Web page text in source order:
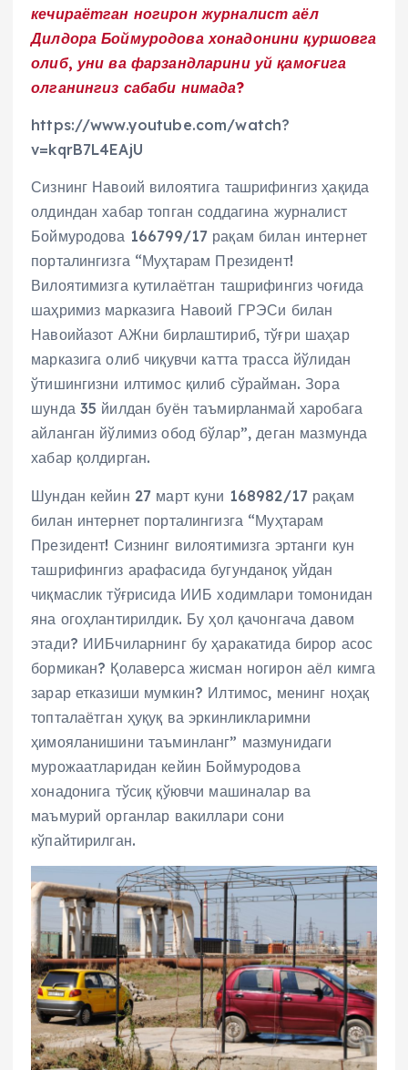
кечираётган ногирон журналист аёл
Дилдора Боймуродова хонадонини қуршовга
олиб, уни ва фарзандларини уй қамоғига
олганингиз сабаби нимада?
https://www.youtube.com/watch?
v=kqrB7L4EAjU
Сизнинг Навоий вилоятига ташрифингиз ҳақида
олдиндан хабар топган соддагина журналист
Боймуродова 166799/17 рақам билан интернет
порталингизга “Муҳтарам Президент!
Вилоятимизга кутилаётган ташрифингиз чоғида
шаҳримиз марказига Навоий ГРЭСи билан
Навоийазот АЖни бирлаштириб, тўғри шаҳар
марказига олиб чиқувчи катта трасса йўлидан
ўтишингизни илтимос қилиб сўрайман. Зора
шунда 35 йилдан буён таъмирланмай харобага
айланган йўлимиз обод бўлар”, деган мазмунда
хабар қолдирган.
Шундан кейин 27 март куни 168982/17 рақам
билан интернет порталингизга “Муҳтарам
Президент! Сизнинг вилоятимизга эртанги кун
ташрифингиз арафасида бугунданоқ уйдан
чиқмаслик тўғрисида ИИБ ходимлари томонидан
яна огоҳлантирилдик. Бу ҳол қачонгача давом
этади? ИИБчиларнинг бу ҳаракатида бирор асос
бормикан? Қолаверса жисман ногирон аёл кимга
зарар етказиши мумкин? Илтимос, менинг ноҳақ
топталаётган ҳуқуқ ва эркинликларимни
ҳимояланишини таъминланг” мазмунидаги
мурожаатларидан кейин Боймуродова
хонадонига тўсиқ қўювчи машиналар ва
маъмурий органлар вакиллари сони
кўпайтирилган.